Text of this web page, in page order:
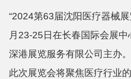
“2024第63届沈阳医疗器械
月23-25日在长春国际会展
深港展览服务有限公司主办。
此次展览会将聚焦医疗行业